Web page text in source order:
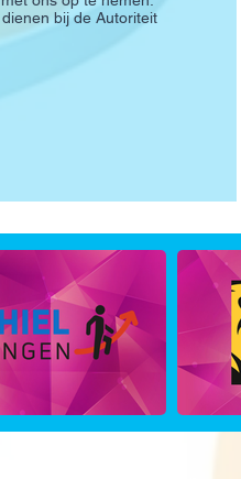
bij de Autoriteit